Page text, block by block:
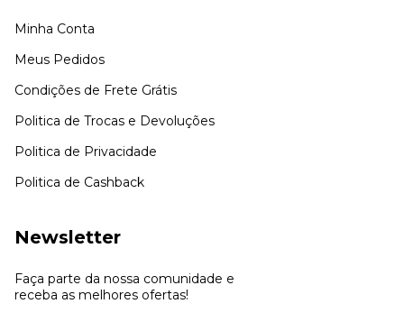
Minha Conta
Meus Pedidos
Condições de Frete Grátis
Politica de Trocas e Devoluções
Politica de Privacidade
Politica de Cashback
Newsletter
Faça parte da nossa comunidade e
receba as melhores ofertas!